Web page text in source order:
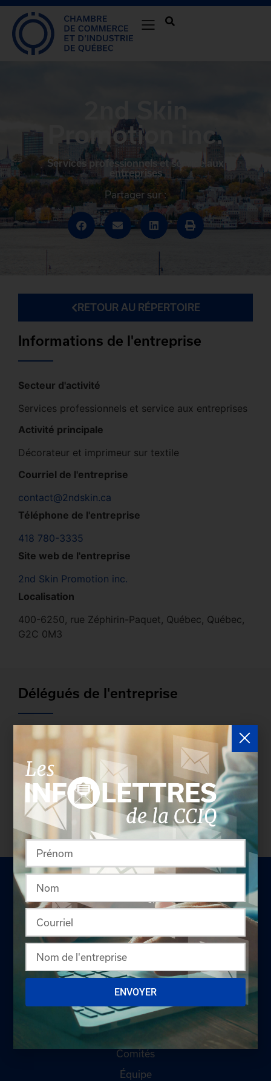
Promotion inc.
Services professionnels et service aux
entreprises
Partager sur :
RETOUR AU RÉPERTOIRE
Informations de l'entreprise
Secteur d'activité
Services professionnels et service aux entreprises
Activité principale
Décorateur et imprimeur sur textile
Courriel de l'entreprise
contact@2ndskin.ca
Téléphone de l'entreprise
418 780-3335
Site web de l'entreprise
2nd Skin Promotion inc.
Localisation
400-6250, rue Zéphirin-Paquet, Québec, Québec,
G2C 0M3
Délégués de l'entreprise
Les entreprises membres peuvent bénéficier d’une
version plus détaillée du répertoire via leur espace
sécurisé.
Connectez-vous
afin de consulter le
profil complet des entreprises incluant les
coordonnées des délégués inscrits. Vous n'êtes
pas membre? N'attendez plus et
devenez membre!
LA CHAMBRE
Offres d'emploi
Appel d'offres
Qui sommes-nous ?
Comités
Équipe
ENVOYER